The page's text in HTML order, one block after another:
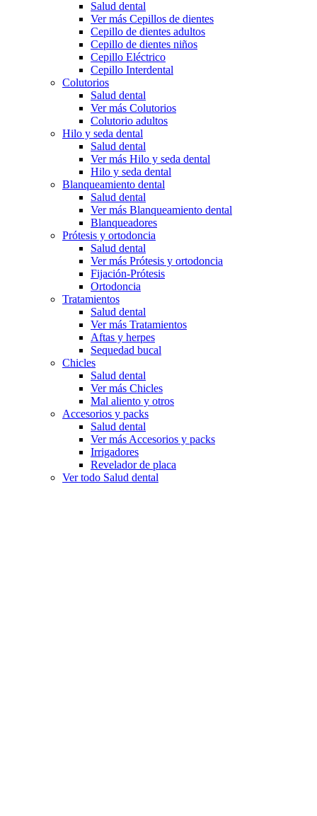
Salud dental
Ver más Cepillos de dientes
Cepillo de dientes adultos
Cepillo de dientes niños
Cepillo Eléctrico
Cepillo Interdental
Colutorios
Salud dental
Ver más Colutorios
Colutorio adultos
Hilo y seda dental
Salud dental
Ver más Hilo y seda dental
Hilo y seda dental
Blanqueamiento dental
Salud dental
Ver más Blanqueamiento dental
Blanqueadores
Prótesis y ortodoncia
Salud dental
Ver más Prótesis y ortodoncia
Fijación-Prótesis
Ortodoncia
Tratamientos
Salud dental
Ver más Tratamientos
Aftas y herpes
Sequedad bucal
Chicles
Salud dental
Ver más Chicles
Mal aliento y otros
Accesorios y packs
Salud dental
Ver más Accesorios y packs
Irrigadores
Revelador de placa
Ver todo Salud dental